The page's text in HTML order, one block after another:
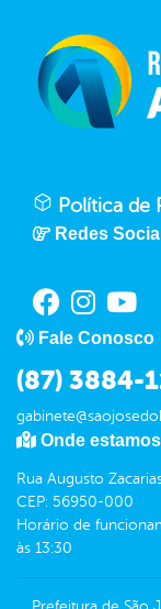
Política de
Redes
Fale Conosco
(87) 3884-
Onde estamos
Rua Augusto
CEP: 56950-000
Horário de
às 13:30